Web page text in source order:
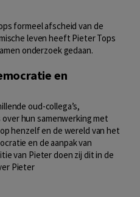
formeel afscheid van de
leven heeft Pieter Tops
onderzoek gedaan.
en
oud-collega’s,
hun samenwerking met
henzelf en de wereld van het
en de aanpak van
van Pieter doen zij dit in de
Pieter